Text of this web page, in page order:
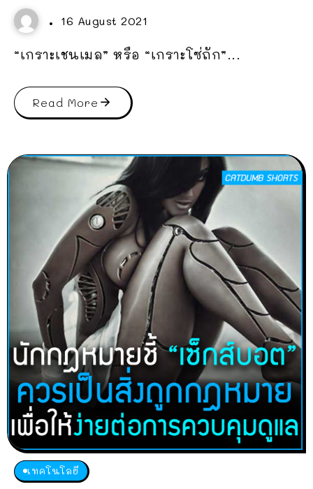
16 August 2021
“เกราะเชนเมล” หรือ “เกราะโซ่ถัก”...
Read More
เทคโนโลยี